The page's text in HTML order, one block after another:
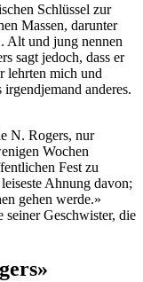
Schlüssel zur
Massen, darunter
Alt und jung nennen
sagt jedoch, dass er
lehrten mich und
anderes.
N. Rogers, nur
Wochen
Fest zu
Ahnung davon;
gehen werde.»
Geschwister, die